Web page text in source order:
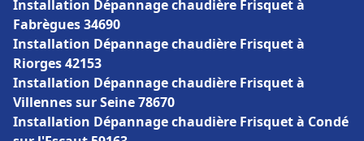
Installation Dépannage chaudière Frisquet à
Fabrègues 34690
Installation Dépannage chaudière Frisquet à
Riorges 42153
Installation Dépannage chaudière Frisquet à
Villennes sur Seine 78670
Installation Dépannage chaudière Frisquet à Condé